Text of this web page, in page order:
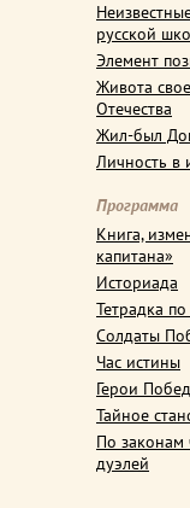
русской
Элемент
Живота
Отечества
Жил-был
Личность в
Программа
Книга,
капитана»
Историада
Тетрадка
Солдаты
Час истины
Герои
Тайное
По законам
дуэлей